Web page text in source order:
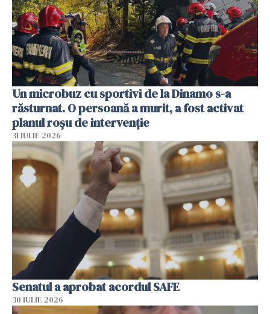
Un microbuz cu sportivi de la Dinamo s-a
răsturnat. O persoană a murit, a fost activat
planul roșu de intervenție
31 IULIE 2026
Senatul a aprobat acordul SAFE
30 IULIE 2026